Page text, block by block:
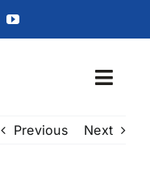
Beranda
Previous Next